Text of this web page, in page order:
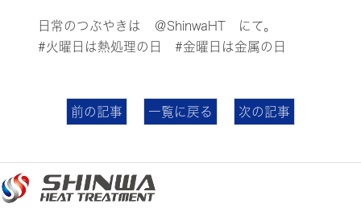
日常のつぶやきは ＠ShinwaHT にて。
#火曜日は熱処理の日 #金曜日は金属の日
前の記事 一覧に戻る 次の記事